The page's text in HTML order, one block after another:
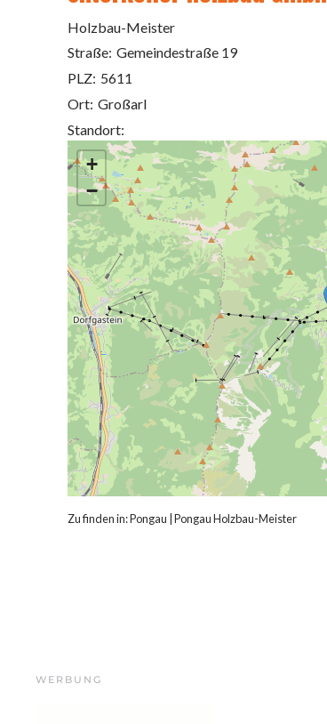
Holzbau-Meister
Straße: Gemeindestraße 19
PLZ: 5611
Ort: Großarl
Standort:
+
−
Zu finden in:Pongau Pongau Holzbau-Meister
WERBUNG